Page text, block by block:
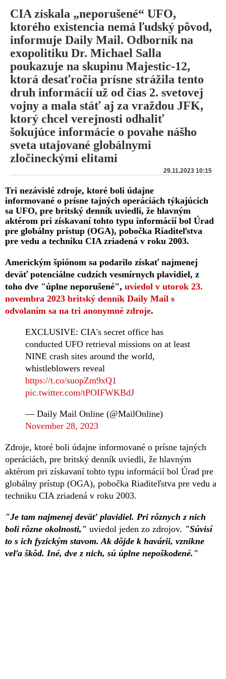
CIA získala „neporušené“ UFO,
ktorého existencia nemá ľudský pôvod,
informuje Daily Mail. Odborník na
exopolitiku Dr. Michael Salla
poukazuje na skupinu Majestic-12,
ktorá desaťročia prísne strážila tento
druh informácií už od čias 2. svetovej
vojny a mala stáť aj za vraždou JFK,
ktorý chcel verejnosti odhaliť
šokujúce informácie o povahe nášho
sveta utajované globálnymi
zločineckými elitami
29.11.2023 10:15
Tri nezávislé zdroje, ktoré boli údajne
informované o prísne tajných operáciách týkajúcich
sa UFO, pre britský denník uviedli, že hlavným
aktérom pri získavaní tohto typu informácií bol Úrad
pre globálny prístup (OGA), pobočka Riaditeľstva
pre vedu a techniku CIA zriadená v roku 2003.
Americkým špiónom sa podarilo získať najmenej
deväť potenciálne cudzích vesmírnych plavidiel, z
toho dve "úplne neporušené", uviedol v utorok 23.
novembra 2023 britský denník Daily Mail s
odvolaním sa na tri anonymné zdroje.
EXCLUSIVE: CIA's secret office has
conducted UFO retrieval missions on at least
NINE crash sites around the world,
whistleblowers reveal
https://t.co/suopZm9xQ1
pic.twitter.com/tPOIFWKBdJ
— Daily Mail Online (@MailOnline)
November 28, 2023
Zdroje, ktoré boli údajne informované o prísne tajných
operáciách, pre britský denník uviedli, že hlavným
aktérom pri získavaní tohto typu informácií bol Úrad pre
globálny prístup (OGA), pobočka Riaditeľstva pre vedu a
techniku CIA zriadená v roku 2003.
"Je tam najmenej deväť plavidiel. Pri rôznych z nich
boli rôzne okolnosti," uviedol jeden zo zdrojov. "Súvisí
to s ich fyzickým stavom. Ak dôjde k havárii, vznikne
veľa škôd. Iné, dve z nich, sú úplne nepoškodené."